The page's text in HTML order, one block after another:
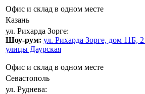
Офис и склад в одном месте
Казань
ул. Рихарда Зорге:
Шоу-рум: ул. Рихарда Зорге, дом 11Б,
улицы Даурская
Офис и склад в одном месте
Севастополь
ул. Руднева: